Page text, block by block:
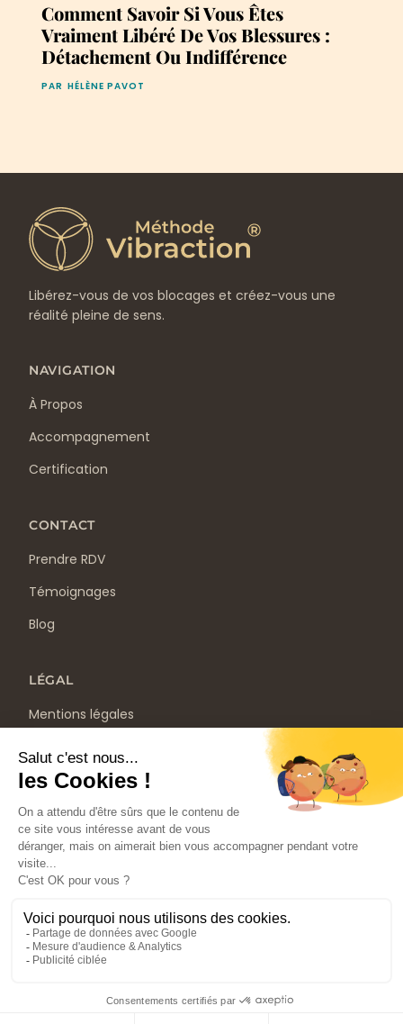
Comment Savoir Si Vous Êtes
Vraiment Libéré De Vos Blessures :
Détachement Ou Indifférence
PAR HÉLÈNE PAVOT
Libérez-vous de vos blocages et créez-vous une
réalité pleine de sens.
NAVIGATION
À Propos
Accompagnement
Certification
CONTACT
Prendre RDV
Témoignages
Blog
LÉGAL
Mentions légales
CGV
Ce site ne fait pas partie du site YouTube™, Google™,
Facebook™, Google Inc. ou Meta Inc. De plus, ce site n’est PAS
approuvé par YouTube™, Google™ ou Facebook™ en aucune
GOOGLE™ et YOUTUBE™ sont des marques de commerce de
GOOGLE Inc.
© 2026 Méthode Vibraction. Tous droits réservés.